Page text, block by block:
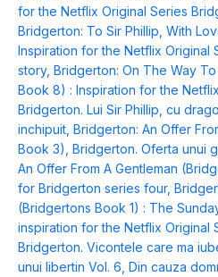
for the Netflix Original Series
Bridgerton: To Sir Phillip, With
Inspiration for the Netflix Original
story, Bridgerton: On The Way
Book 8) : Inspiration for the
Bridgerton. Lui Sir Phillip, cu
inchipuit Bridgerton: An Offer
Book 3) Bridgerton. Oferta unui
An Offer From A Gentleman
for Bridgerton series four,
(Bridgertons Book 1) : The
inspiration for the Netflix Original
Bridgerton. Vicontele care ma
unui libertin Vol. 6 Din cauza